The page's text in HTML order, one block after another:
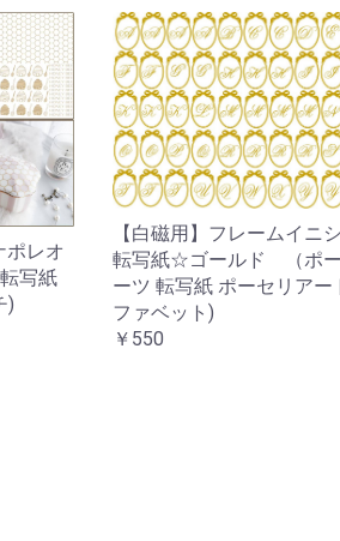
ポレオ
写紙
)
【白磁用】フレームイニ
転写紙☆ゴールド （ポ
ーツ 転写紙 ポーセリアー
ファベット)
￥550